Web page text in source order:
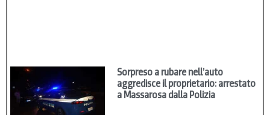
Sorpreso a rubare nell’auto
aggredisce il proprietario: arrestato
a Massarosa dalla Polizia